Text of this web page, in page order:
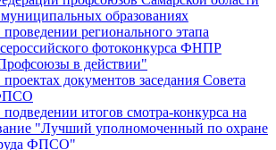
образованиях
регионального этапа
фотоконкурса ФНПР
в действии"
документов заседания Совета
итогов смотра-конкурса на
"Лучший уполномоченный по охране
ФПСО"